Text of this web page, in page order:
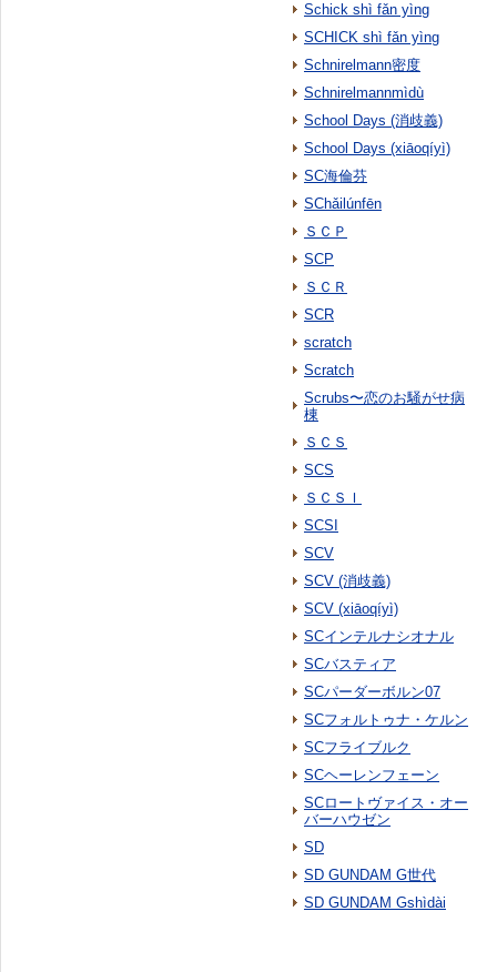
Schick shì fǎn yìng
SCHICK shì fǎn yìng
Schnirelmann密度
Schnirelmannmìdù
School Days (消歧義)
School Days (xiāoqíyì)
SC海倫芬
SChǎilúnfēn
ＳＣＰ
SCP
ＳＣＲ
SCR
scratch
Scratch
Scrubs〜恋のお騒がせ病
棟
ＳＣＳ
SCS
ＳＣＳＩ
SCSI
SCV
SCV (消歧義)
SCV (xiāoqíyì)
SCインテルナシオナル
SCバスティア
SCパーダーボルン07
SCフォルトゥナ・ケルン
SCフライブルク
SCヘーレンフェーン
SCロートヴァイス・オー
バーハウゼン
SD
SD GUNDAM G世代
SD GUNDAM Gshìdài